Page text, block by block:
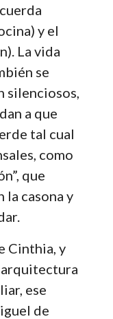
y el
La vida
se
silenciosos,
a que
tal cual
como
que
la casona y
Cinthia, y
arquitectura
ese
de